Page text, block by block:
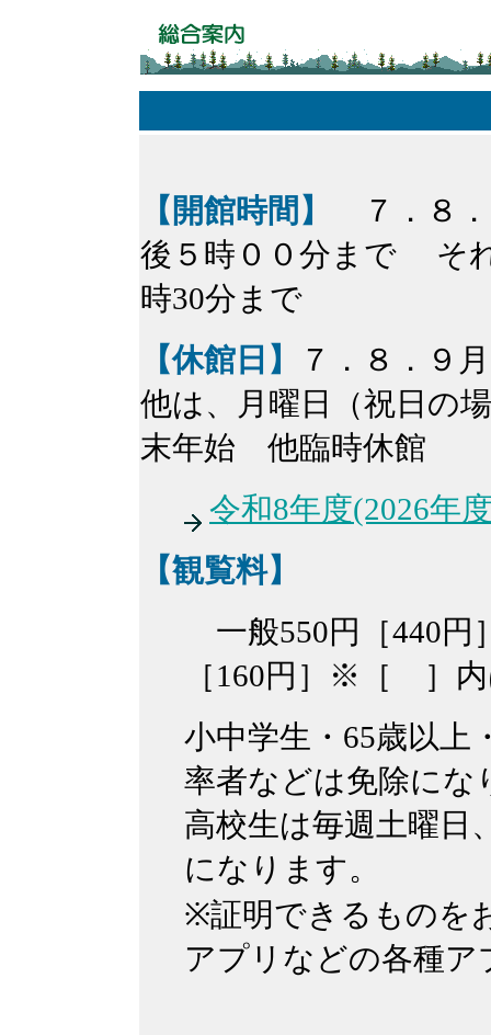
【開館時間】
７．８．
後５時００分まで そ
時30分まで
【休館日】
７．８．９
他は、月曜日（祝日の
末年始 他臨時休館
令和8年度(2026年
【観覧料】
一般550円［440円
［160円］※［ ］
小中学生・65歳以上
率者などは免除にな
高校生は毎週土曜日
になります。
※証明できるものを
アプリなどの各種